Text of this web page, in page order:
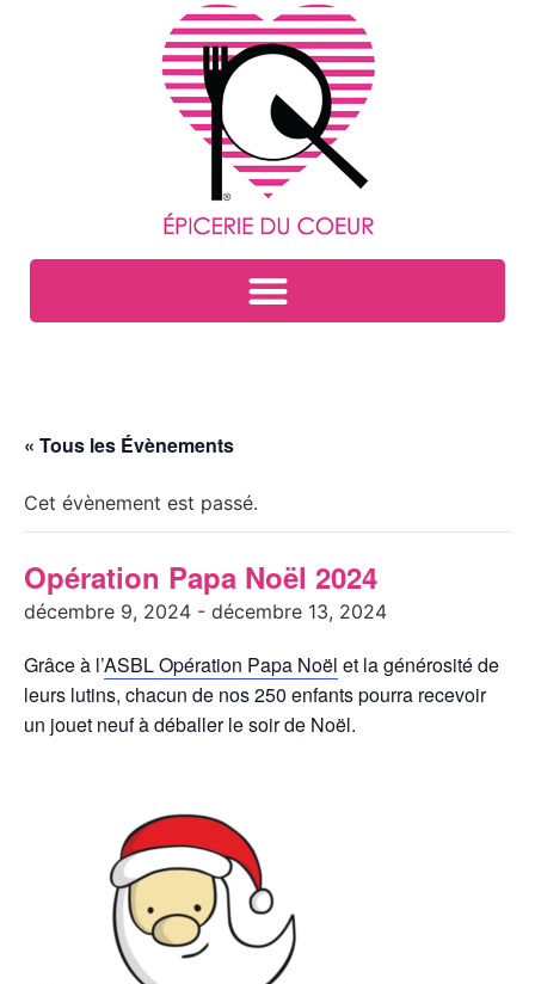
« Tous les Évènements
Cet évènement est passé.
Opération Papa Noël 2024
décembre 9, 2024 - décembre 13, 2024
Grâce à l’ASBL Opération Papa Noël et la générosité de
leurs lutins, chacun de nos 250 enfants pourra recevoir
un jouet neuf à déballer le soir de Noël.